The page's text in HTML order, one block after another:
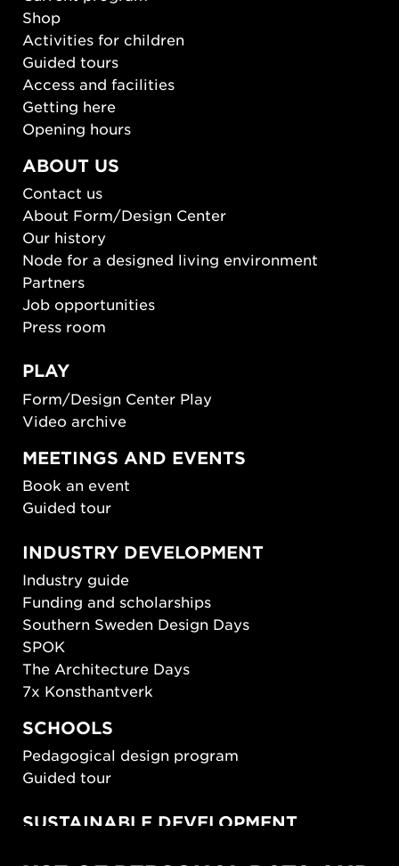
Shop
Activities for children
Guided tours
Access and facilities
Getting here
Opening hours
ABOUT US
Contact us
About Form/Design Center
Our history
Node for a designed living environment
Partners
Job opportunities
Press room
PLAY
Form/Design Center Play
Video archive
MEETINGS AND EVENTS
Book an event
Guided tour
INDUSTRY DEVELOPMENT
Industry guide
Funding and scholarships
Southern Sweden Design Days
SPOK
The Architecture Days
7x Konsthantverk
SCHOOLS
Pedagogical design program
Guided tour
SUSTAINABLE DEVELOPMENT